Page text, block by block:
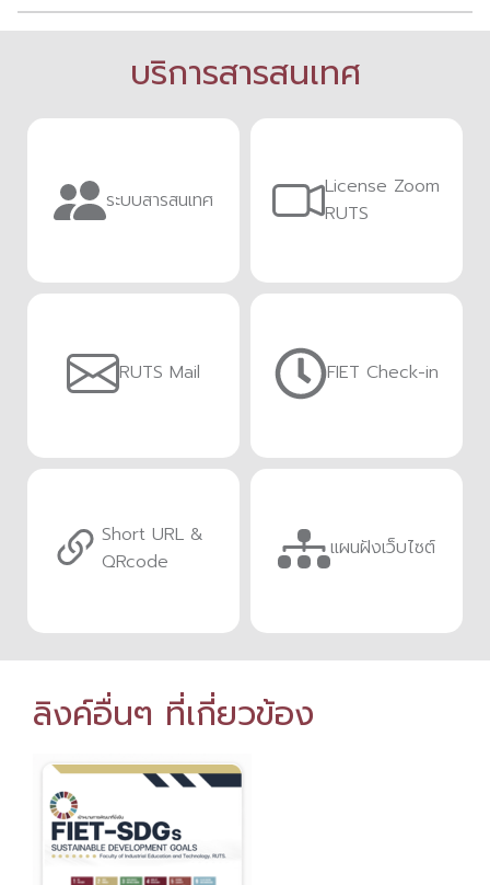
บริการสารสนเทศ
ระบบสารสนเทศ
License Zoom
RUTS
RUTS Mail FIET Check-in
Short URL &
QRcode
แผนฝังเว็บไซต์
ลิงค์อื่นๆ ที่เกี่ยวข้อง